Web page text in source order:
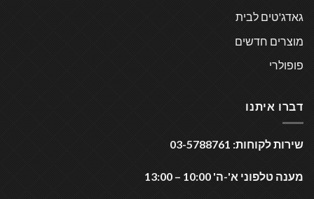
גאדג'טים לבית
מוצרים חדשים
פופולרי
דברו איתנו
שירות לקוחות: 03-5788761
מענה טלפוני א'-ה' 10:00 – 13:00